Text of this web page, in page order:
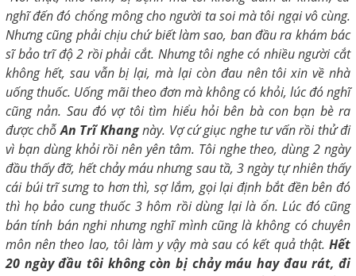
nghĩ đến đó chổng mông cho người ta soi mà tôi ngại vô cùng.
Nhưng cũng phải chịu chứ biết làm sao, ban đầu ra khám bác
sĩ bảo trĩ độ 2 rồi phải cắt. Nhưng tôi nghe có nhiều người cắt
không hết, sau vẫn bị lại, mà lại còn đau nên tôi xin về nhà
uống thuốc. Uống mãi theo đơn mà không có khỏi, lúc đó nghĩ
cũng nản. Sau đó vợ tôi tìm hiểu hỏi bên bà con bạn bè ra
được chỗAn Trĩ Khangnày. Vợ cứ giục nghe tư vấn rồi thử đi
vì bạn dùng khỏi rồi nên yên tâm. Tôi nghe theo, dùng 2 ngày
đầu thấy đỡ, hết chảy máu nhưng sau tầ, 3 ngày tự nhiên thấy
cái búi trĩ sưng to hơn thì, sợ lắm, gọi lại định bắt đền bên đó
thì họ bảo cung thuốc 3 hôm rồi dùng lại là ổn. Lúc đó cũng
bán tính bán nghi nhưng nghĩ mình cũng là không có chuyên
môn nên theo lao, tôi làm y vậy mà sau có kết quả thật. Hết
20 ngày đầu tôi không còn bị chảy máu hay đau rát, đi